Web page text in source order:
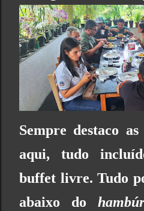
Sempre destaco
aqui, tudo
buffet livre. Tudo
abaixo do